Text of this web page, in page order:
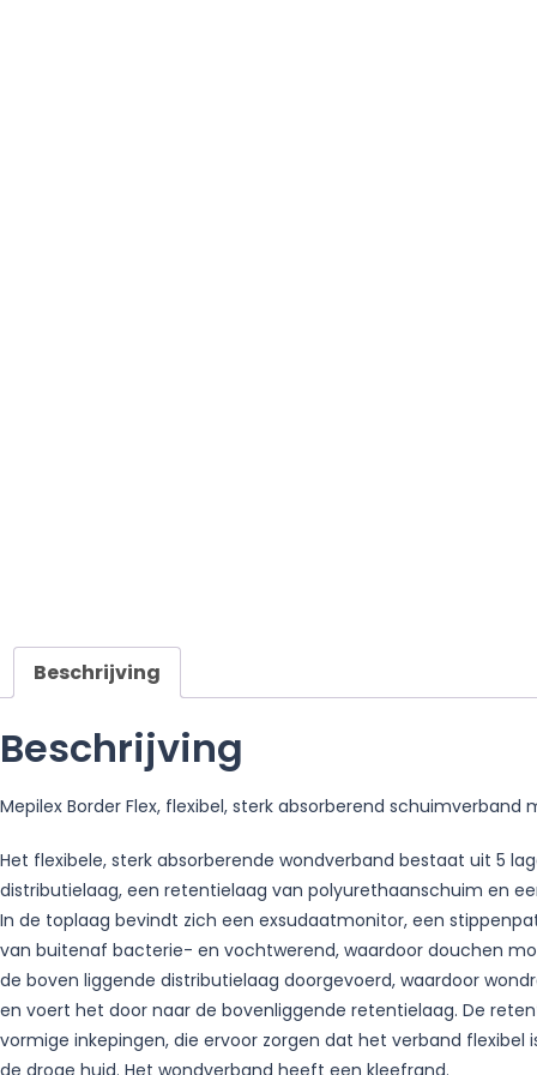
Beschrijving
Beschrijving
Mepilex Border Flex, flexibel, sterk absorberend
Het flexibele, sterk absorberende wondverband bestaat uit 5
distributielaag, een retentielaag van polyurethaanschuim en
In de toplaag bevindt zich een exsudaatmonitor, een
van buitenaf bacterie- en vochtwerend, waardoor douchen
de boven liggende distributielaag doorgevoerd, waardoor
en voert het door naar de bovenliggende retentielaag. De
vormige inkepingen, die ervoor zorgen dat het verband
de droge huid. Het wondverband heeft een kleefrand.